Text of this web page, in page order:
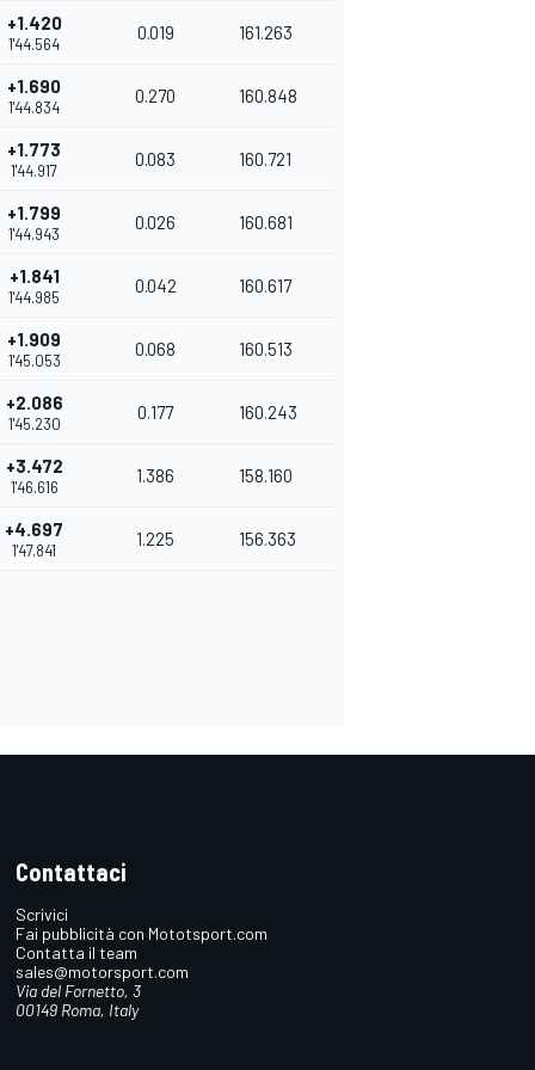
+1.420
1'44.564
0.019 161.263
+1.690
1'44.834
0.270 160.848
+1.773
1'44.917
0.083 160.721
+1.799
1'44.943
0.026 160.681
+1.841
1'44.985
0.042 160.617
+1.909
1'45.053
0.068 160.513
+2.086
1'45.230
0.177 160.243
+3.472
1'46.616
1.386 158.160
+4.697
1'47.841
1.225 156.363
Contattaci
Scrivici
Fai pubblicità con Mototsport.com
Contatta il team
sales@motorsport.com
Via del Fornetto, 3
00149 Roma, Italy